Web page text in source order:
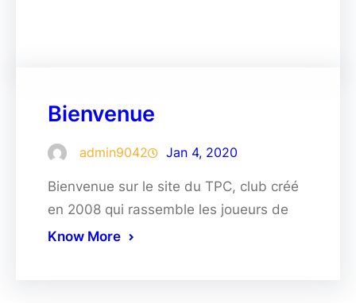
Bienvenue
admin9042 Jan 4, 2020
Bienvenue sur le site du TPC, club créé
en 2008 qui rassemble les joueurs de
Know More